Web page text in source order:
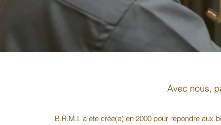
Avec nous,
B.R.M.I. a été créé(e) en 2000 pour répondre aux